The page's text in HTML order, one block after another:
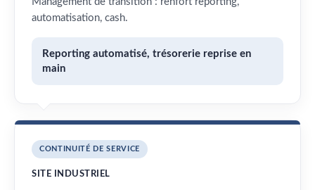
automatisation, cash.
Reporting automatisé, trésorerie reprise en
main
CONTINUITÉ DE SERVICE
SITE INDUSTRIEL